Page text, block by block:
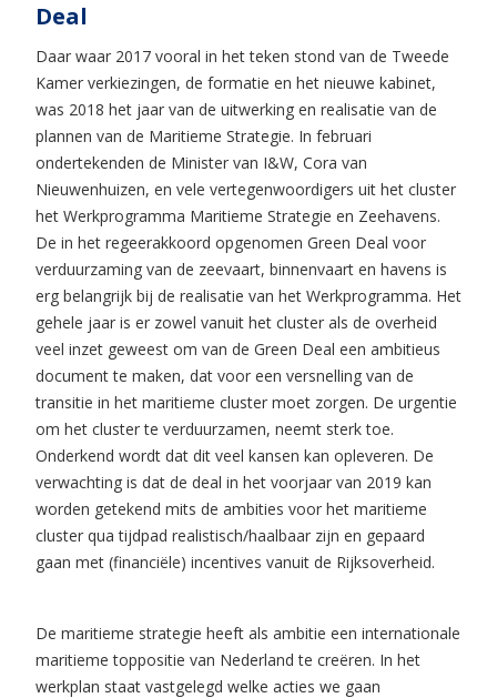
Deal
Daar waar 2017 vooral in het teken stond van de Tweede
Kamer verkiezingen, de formatie en het nieuwe kabinet,
was 2018 het jaar van de uitwerking en realisatie van de
plannen van de Maritieme Strategie. In februari
ondertekenden de Minister van I&W, Cora van
Nieuwenhuizen, en vele vertegenwoordigers uit het cluster
het Werkprogramma Maritieme Strategie en Zeehavens.
De in het regeerakkoord opgenomen Green Deal voor
verduurzaming van de zeevaart, binnenvaart en havens is
erg belangrijk bij de realisatie van het Werkprogramma. Het
gehele jaar is er zowel vanuit het cluster als de overheid
veel inzet geweest om van de Green Deal een ambitieus
document te maken, dat voor een versnelling van de
transitie in het maritieme cluster moet zorgen. De urgentie
om het cluster te verduurzamen, neemt sterk toe.
Onderkend wordt dat dit veel kansen kan opleveren. De
verwachting is dat de deal in het voorjaar van 2019 kan
worden getekend mits de ambities voor het maritieme
cluster qua tijdpad realistisch/haalbaar zijn en gepaard
gaan met (financiële) incentives vanuit de Rijksoverheid.
De maritieme strategie heeft als ambitie een internationale
maritieme toppositie van Nederland te creëren. In het
werkplan staat vastgelegd welke acties we gaan